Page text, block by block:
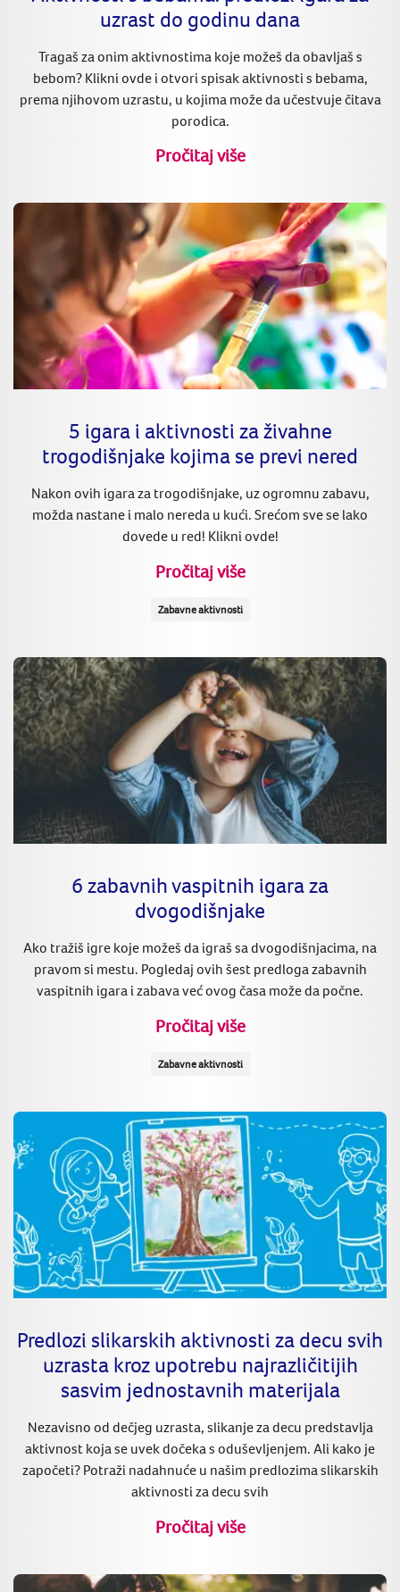
uzrast do godinu dana
Tragaš za onim aktivnostima koje možeš da obavljaš s
bebom? Klikni ovde i otvori spisak aktivnosti s bebama,
prema njihovom uzrastu, u kojima može da učestvuje čitava
porodica.
Pročitaj više
5 igara i aktivnosti za živahne
trogodišnjake kojima se previ nered
Nakon ovih igara za trogodišnjake, uz ogromnu zabavu,
možda nastane i malo nereda u kući. Srećom sve se lako
dovede u red! Klikni ovde!
Pročitaj više
Zabavne aktivnosti
6 zabavnih vaspitnih igara za
dvogodišnjake
Ako tražiš igre koje možeš da igraš sa dvogodišnjacima, na
pravom si mestu. Pogledaj ovih šest predloga zabavnih
vaspitnih igara i zabava već ovog časa može da počne.
Pročitaj više
Zabavne aktivnosti
Predlozi slikarskih aktivnosti za decu svih
uzrasta kroz upotrebu najrazličitijih
sasvim jednostavnih materijala
Nezavisno od dečjeg uzrasta, slikanje za decu predstavlja
aktivnost koja se uvek dočeka s oduševljenjem. Ali kako je
započeti? Potraži nadahnuće u našim predlozima slikarskih
aktivnosti za decu svih
Pročitaj više